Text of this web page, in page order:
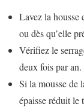
Lavez la housse
ou dès qu’elle
Vérifiez le
deux fois par an.
Si la mousse de
épaisse réduit le